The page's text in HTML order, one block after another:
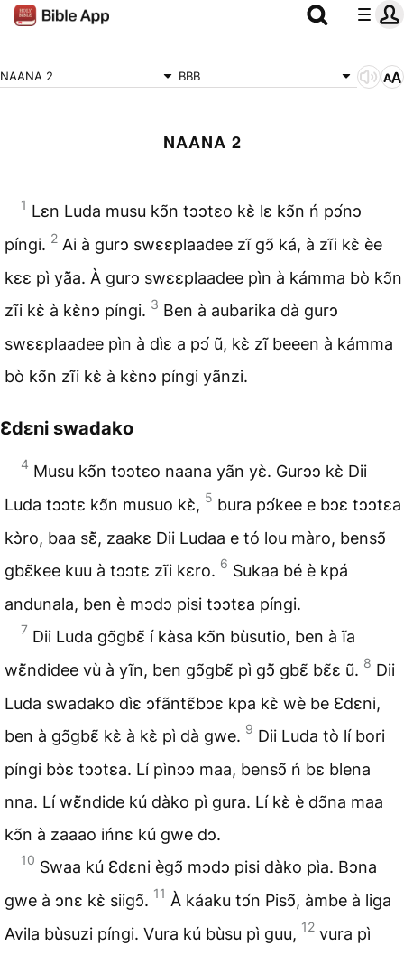
NAANA 2 BBB
NAANA 2
1 Lɛn Luda musu kↄ̃n tↄↄtɛo kɛ̀ lɛ kↄ̃n ń pↄ́nↄ
píngi. 2 Ai à gurↄ swɛɛplaadee zĩ gↄ̃ ká, à zĩi kɛ̀ èe
kɛɛ pì yã̀a. À gurↄ swɛɛplaadee pìn à kámma bò kↄ̃n
zĩi kɛ̀ à kɛ̀nↄ píngi. 3 Ben à aubarika dà gurↄ
swɛɛplaadee pìn à dìɛ a pↄ́ ũ, kɛ̀ zĩ beeen à kámma
bò kↄ̃n zĩi kɛ̀ à kɛ̀nↄ píngi yãnzi.
Ɛdɛni swadako
4 Musu kↄ̃n tↄↄtɛo naana yãn yɛ̀. Gurↄↄ kɛ̀ Dii
Luda tↄↄtɛ kↄ̃n musuo kɛ̀, 5 bura pↄ́kee e bↄɛ tↄↄtɛa
kↄ̀ro, baa sɛ̃̀, zaakɛ Dii Ludaa e tó lou màro, bensↄ̃
gbɛ̃kee kuu à tↄↄtɛ zĩi kɛro. 6 Sukaa bé è kpá
andunala, ben è mↄdↄ pisi tↄↄtɛa píngi.
7 Dii Luda gↄ̃gbɛ̃ í kàsa kↄ̃n bùsutio, ben à ĩa
wɛ̃̀ndidee vù à yĩn, ben gↄ̃gbɛ̃ pì gↄ̃̀ gbɛ̃ bɛ̃ɛ ũ. 8 Dii
Luda swadako dìɛ ↄfãntɛ̃bↄɛ kpa kɛ̀ wè be Ɛdɛni,
ben à gↄ̃gbɛ̃ kɛ̀ à kɛ̀ pì dà gwe. 9 Dii Luda tò lí bori
píngi bↄ̀ɛ tↄↄtɛa. Lí pìnↄↄ maa, bensↄ̃ ń bɛ blena
nna. Lí wɛ̃̀ndide kú dàko pì gura. Lí kɛ̀ è dↄ̃na maa
kↄ̃n à zaaao ińnɛ kú gwe dↄ.
10 Swaa kú Ɛdɛni ègↄ̃ mↄdↄ pisi dàko pìa. Bↄna
gwe à ↄnɛ kɛ̀ siigↄ̃. 11 À káaku tↄ́n Pisↄ̃, àmbe à liga
Avila bùsuzi píngi. Vura kú bùsu pì guu, 12 vura pì